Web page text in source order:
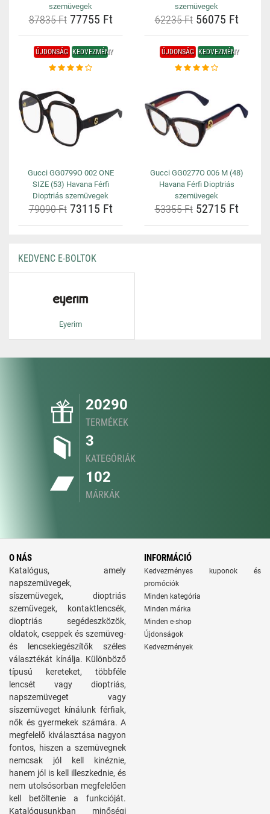
szemüvegek
87835 Ft77755 Ft
szemüvegek
62235 Ft56075 Ft
ÚJDONSÁG KEDVEZMÉNY
Gucci GG0799O 002 ONE
SIZE (53) Havana Férfi
Dioptriás szemüvegek
79090 Ft73115 Ft
ÚJDONSÁG KEDVEZMÉNY
Gucci GG0277O 006 M (48)
Havana Férfi Dioptriás
szemüvegek
53355 Ft52715 Ft
KEDVENC E-BOLTOK
Eyerim
20290
TERMÉKEK
3
KATEGÓRIÁK
102
MÁRKÁK
O NÁS
Katalógus, amely
napszemüvegek,
síszemüvegek, dioptriás
szemüvegek, kontaktlencsék,
dioptriás segédeszközök,
oldatok, cseppek és szemüveg-
és lencsekiegészítők széles
választékát kínálja. Különböző
típusú kereteket, többféle
lencsét vagy dioptriás,
napszemüveget vagy
síszemüveget kínálunk férfiak,
nők és gyermekek számára. A
megfelelő kiválasztása nagyon
fontos, hiszen a szemüvegnek
nemcsak jól kell kinéznie,
hanem jól is kell illeszkednie, és
nem utolsósorban megfelelően
kell betöltenie a funkcióját.
Katalógusunkban minőségi
INFORMÁCIÓ
Kedvezményes kuponok és
promóciók
Minden kategória
Minden márka
Minden e-shop
Újdonságok
Kedvezmények